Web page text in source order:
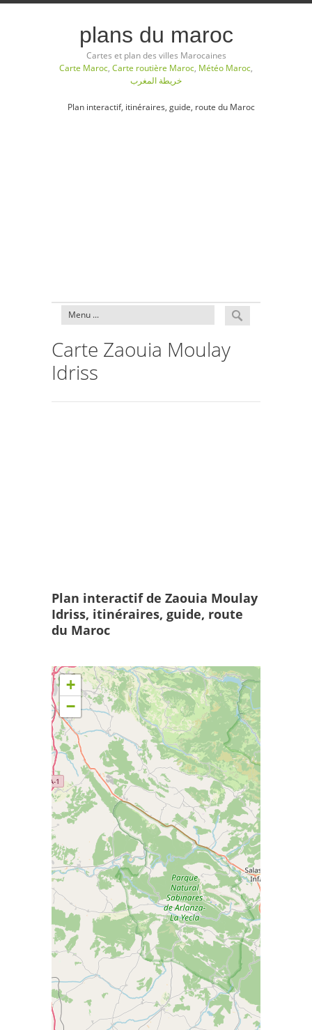
plans du maroc
Cartes et plan des villes Marocaines
Carte Maroc, Carte routière Maroc, Météo Maroc,
خريطة المغرب
Plan interactif, itinéraires, guide, route du Maroc
Carte Zaouia Moulay
Idriss
Plan interactif de Zaouia Moulay
Idriss, itinéraires, guide, route
du Maroc
+
−